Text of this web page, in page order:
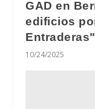
GAD en
edificios
Entraderas"
10/24/2025